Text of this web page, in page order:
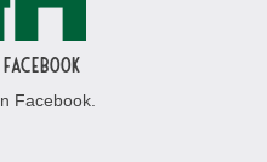
Facebook.